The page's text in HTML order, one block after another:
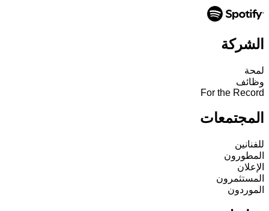
الشركة
لمحة
وظائف
For the Record
المجتمعات
للفنانين
المطورون
الإعلان
المستثمرون
الموردون